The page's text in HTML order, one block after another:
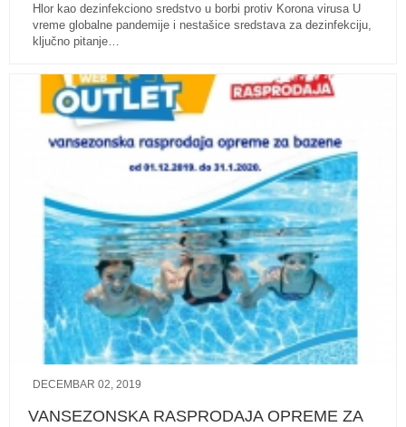
Hlor kao dezinfekciono sredstvo u borbi protiv Korona virusa U
vreme globalne pandemije i nestašice sredstava za dezinfekciju,
ključno pitanje…
DECEMBAR 02, 2019
VANSEZONSKA RASPRODAJA OPREME ZA